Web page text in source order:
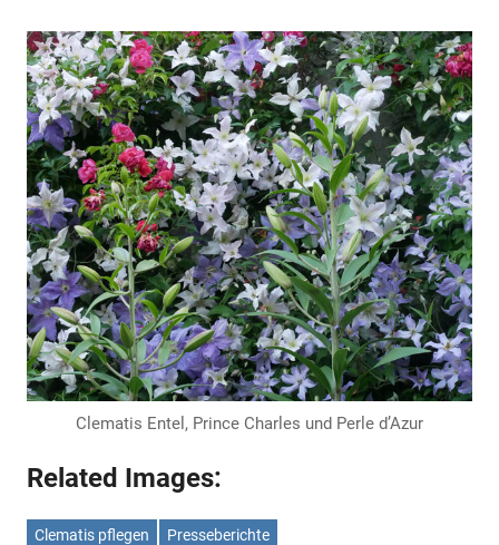
Clematis Entel, Prince Charles und Perle d’Azur
Related Images:
Clematis pflegen Presseberichte